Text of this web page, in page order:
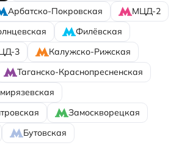
Арбатско-Покровская
МЦД-2
Филёвская
3
Калужско-Рижская
Таганско-Краснопресненская
Замоскворецкая
Бутовская